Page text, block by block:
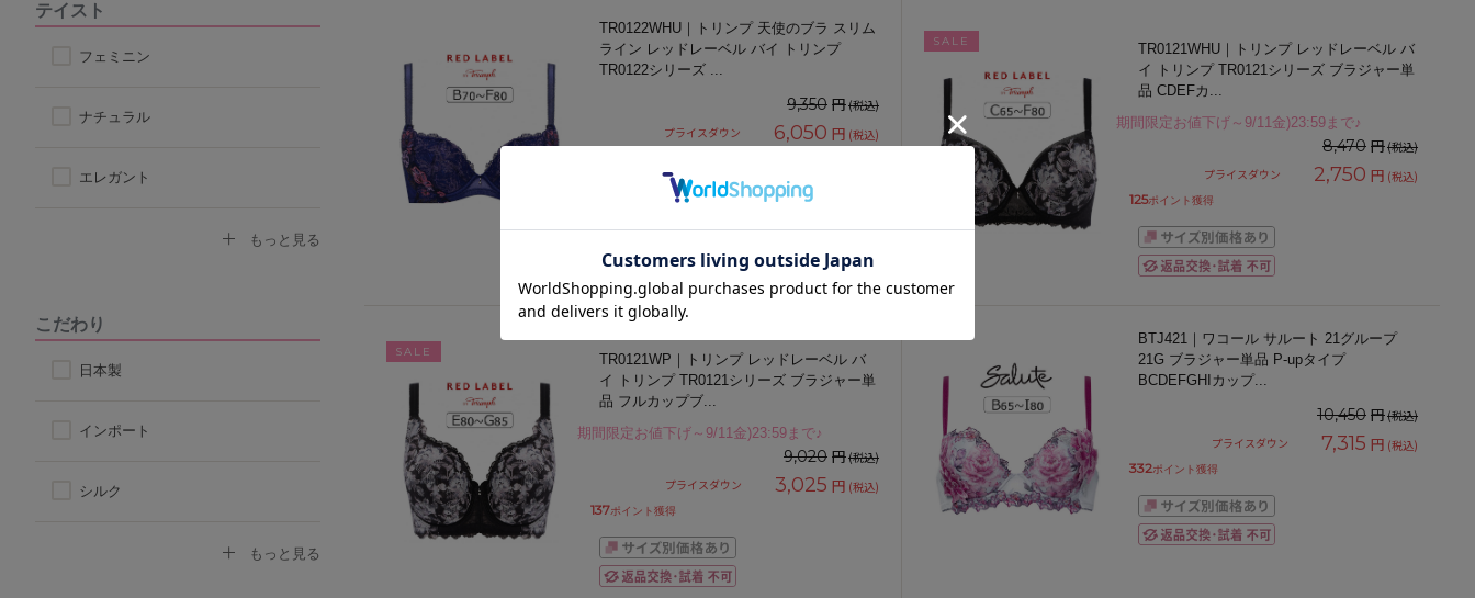
4/5カップ
ストラップレス
テイスト
フェミニン
ナチュラル
エレガント
もっと見る
こだわり
日本製
インポート
シルク
もっと見る
TR0122WHU｜トリンプ 天使のブラ スリム
ライン レッドレーベル バイ トリンプ
TR0122シリーズ ...
9,350 円(税込)
プライスダウン
6,050 円 (税込)
SALE
TR0121WHU｜トリンプ レッドレーベル バ
イ トリンプ TR0121シリーズ ブラジャー単
品 CDEFカ ...
期間限定お値下げ～9/11金)23:59まで♪
8,470 円(税込)
プライスダウン
2,750 円 (税込)
125ポイント獲得
SALE
TR0121WP｜トリンプ レッドレーベル バ
イ トリンプ TR0121シリーズ ブラジャー単
品 フルカップブ...
期間限定お値下げ～9/11金)23:59まで♪
9,020 円(税込)
プライスダウン
3,025 円 (税込)
137ポイント獲得
BTJ421｜ワコール サルート 21グループ
21G ブラジャー単品 P-upタイプ
BCDEFGHIカップ...
10,450 円(税込)
プライスダウン
7,315 円 (税込)
332ポイント獲得